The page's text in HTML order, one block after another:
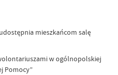
mieszkańcom salę
w ogólnopolskiej
Pomocy”